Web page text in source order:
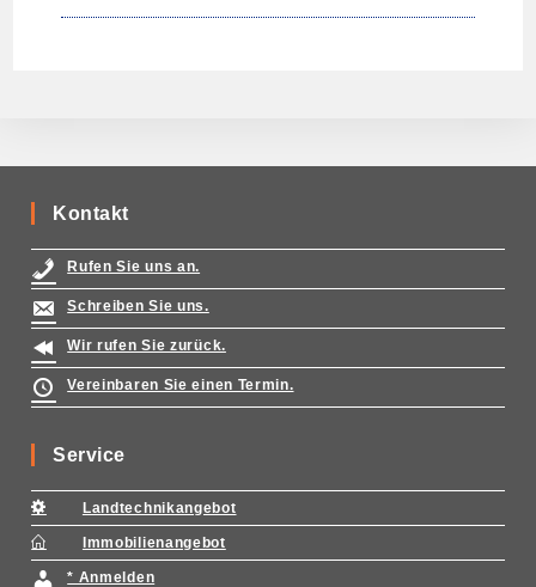
Kontakt
Rufen Sie uns an.
Schreiben Sie uns.
Wir rufen Sie zurück.
Vereinbaren Sie einen Termin.
Service
Landtechnikangebot
Immobilienangebot
* Anmelden